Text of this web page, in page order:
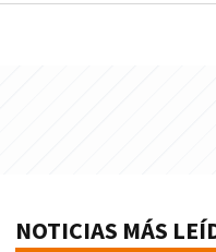
NOTICIAS MÁS